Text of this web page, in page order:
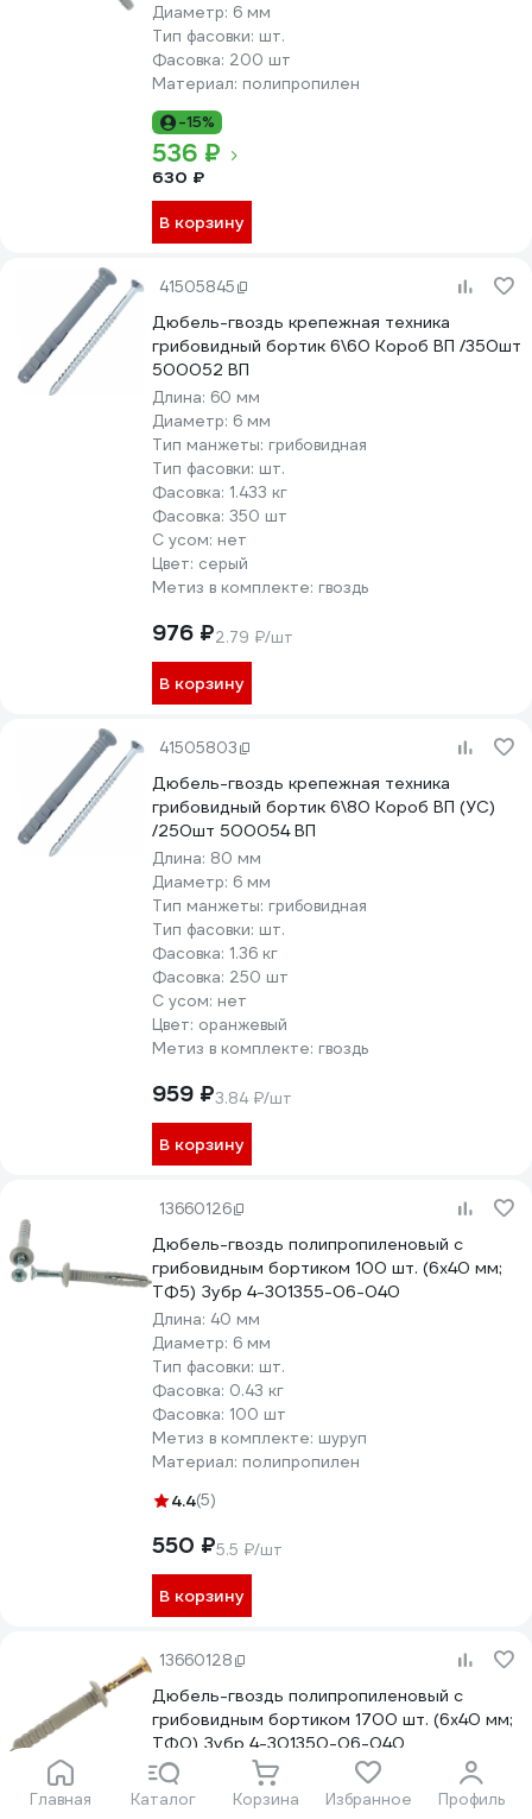
Главная Каталог Корзина Избранное Профиль
Диаметр: 6 мм
Тип фасовки: шт.
Фасовка: 200 шт
Материал: полипропилен
-15%
536 ₽
630 ₽
В корзину
41505845
Дюбель-гвоздь крепежная техника
грибовидный бортик 6\60 Короб ВП /350шт
500052 ВП
Длина: 60 мм
Диаметр: 6 мм
Тип манжеты: грибовидная
Тип фасовки: шт.
Фасовка: 1.433 кг
Фасовка: 350 шт
С усом: нет
Цвет: серый
Метиз в комплекте: гвоздь
976 ₽2.79 ₽/шт
В корзину
41505803
Дюбель-гвоздь крепежная техника
грибовидный бортик 6\80 Короб ВП (УС)
/250шт 500054 ВП
Длина: 80 мм
Диаметр: 6 мм
Тип манжеты: грибовидная
Тип фасовки: шт.
Фасовка: 1.36 кг
Фасовка: 250 шт
С усом: нет
Цвет: оранжевый
Метиз в комплекте: гвоздь
959 ₽3.84 ₽/шт
В корзину
13660126
Дюбель-гвоздь полипропиленовый с
грибовидным бортиком 100 шт. (6х40 мм;
ТФ5) Зубр 4-301355-06-040
Длина: 40 мм
Диаметр: 6 мм
Тип фасовки: шт.
Фасовка: 0.43 кг
Фасовка: 100 шт
Метиз в комплекте: шуруп
Материал: полипропилен
4.4(5)
550 ₽5.5 ₽/шт
В корзину
13660128
Дюбель-гвоздь полипропиленовый с
грибовидным бортиком 1700 шт. (6х40 мм;
ТФ0) Зубр 4-301350-06-040
Длина:
40 мм
Диаметр: 6 мм